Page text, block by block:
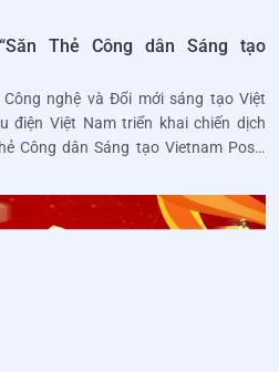
Thẻ Công dân Sáng tạo
nghệ và Đổi mới sáng tạo Việt
điện Việt Nam triển khai chiến dịch
Công dân Sáng tạo Vietnam Post”